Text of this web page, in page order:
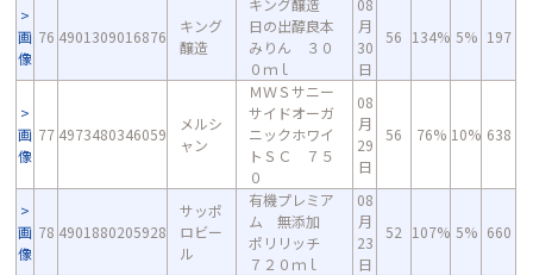
画
像
76 4901309016876
キング
醸造
キング醸造
日の出醇良本
みりん ３０
０ｍｌ
08
月
30
日
56 134% 5% 197
画
像
77 4973480346059
メルシ
ャン
ＭＷＳサニー
サイドオーガ
ニックホワイ
トＳＣ ７５
０
08
月
29
日
56 76% 10% 638
画
像
78 4901880205928
サッポ
ロビー
ル
有機プレミア
ム 無添加
ポリリッチ
７２０ｍｌ
08
月
23
日
52 107% 5% 660